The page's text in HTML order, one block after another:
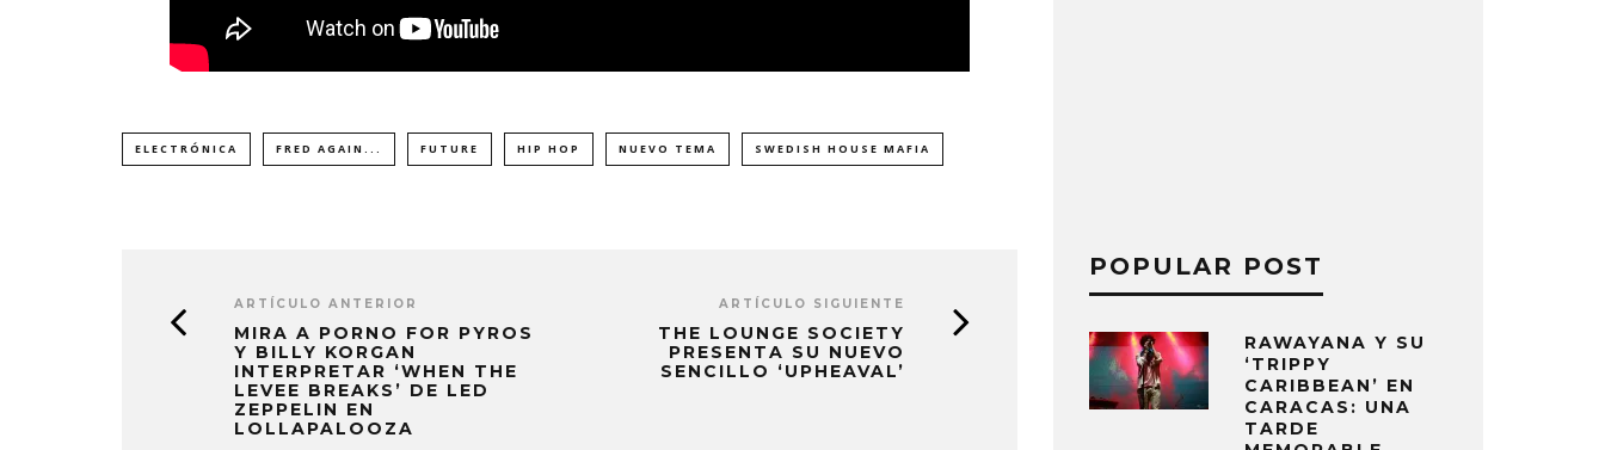
ELECTRÓNICA FRED AGAIN... FUTURE HIP HOP NUEVO TEMA SWEDISH HOUSE MAFIA
ARTÍCULO ANTERIOR
MIRA A PORNO FOR PYROS
Y BILLY KORGAN
INTERPRETAR ‘WHEN THE
LEVEE BREAKS’ DE LED
ZEPPELIN EN
LOLLAPALOOZA
ARTÍCULO SIGUIENTE
THE LOUNGE SOCIETY
PRESENTA SU NUEVO
SENCILLO ‘UPHEAVAL’
POPULAR POST
RAWAYANA Y SU
‘TRIPPY
CARIBBEAN’ EN
CARACAS: UNA
TARDE